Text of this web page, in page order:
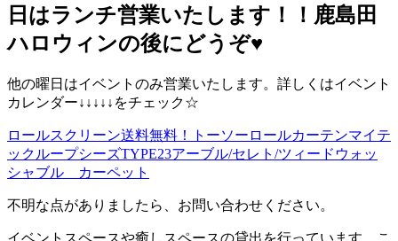
日はランチ営業いたします！！鹿島田
ハロウィンの後にどうぞ♥️
他の曜日はイベントのみ営業いたします。詳しくはイベント
カレンダー↓↓↓↓↓をチェック☆
ロールスクリーン送料無料！トーソーロールカーテンマイテ
ックループシーズTYPE23アーブル/セレト/ツィードウォッ
シャブル カーペット
不明な点がありましたら、お問い合わせください。
イベントスペースや癒しスペースの貸出を行っています。こ